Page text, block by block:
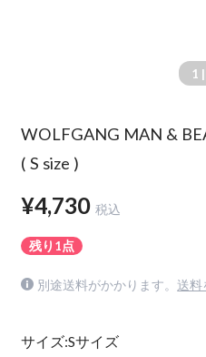
1
WOLFGANG MAN &
( S size )
¥4,730 税込
残り1点
別途送料がかかります。 送料
サイズ:Sサイズ